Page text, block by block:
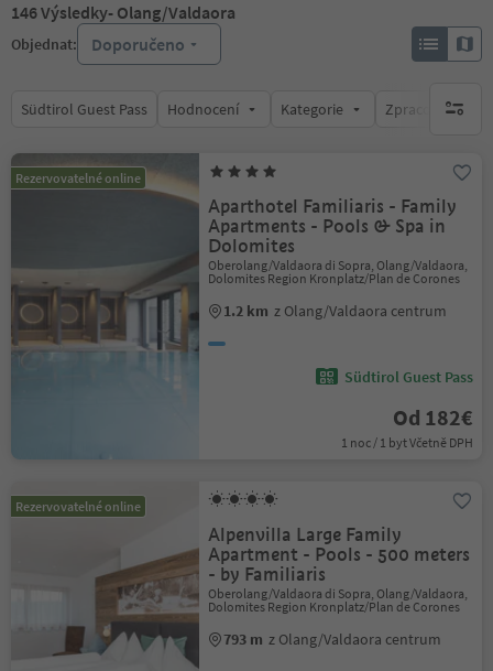
146Výsledky- Olang/Valdaora
Objednat: Doporučeno
Südtirol Guest Pass Hodnocení Kategorie Zpracovávábrak
Rezervovatelné online
Aparthotel Familiaris - Family
Apartments - Pools & Spa in
Dolomites
Oberolang/Valdaora di Sopra, Olang/Valdaora,
Dolomites Region Kronplatz/Plan de Corones
1.2 km z Olang/Valdaora centrum
Südtirol Guest Pass
Od 182€
1 noc / 1 byt Včetně DPH
Rezervovatelné online
Alpenvilla Large Family
Apartment - Pools - 500 meters
- by Familiaris
Oberolang/Valdaora di Sopra, Olang/Valdaora,
Dolomites Region Kronplatz/Plan de Corones
793 m z Olang/Valdaora centrum